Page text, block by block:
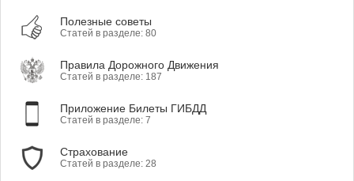
Полезные советы
Статей в разделе: 80
Правила Дорожного Движения
Статей в разделе: 187
Приложение Билеты ГИБДД
Статей в разделе: 7
Страхование
Статей в разделе: 28